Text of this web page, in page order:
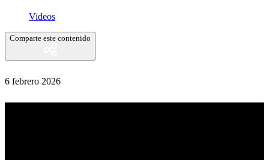
Videos
Comparte este contenido
6 febrero 2026